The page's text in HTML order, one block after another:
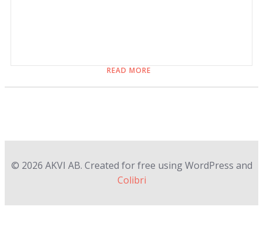
READ MORE
© 2026 AKVI AB. Created for free using WordPress and
Colibri